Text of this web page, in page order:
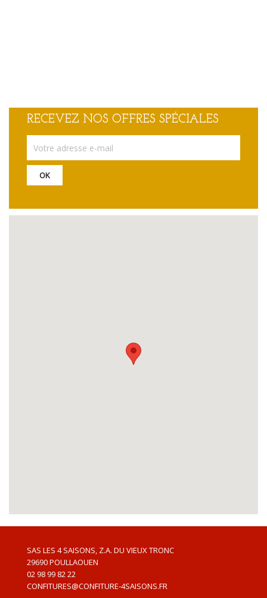
RECEVEZ NOS OFFRES SPÉCIALES
SAS LES 4 SAISONS, Z.A. DU VIEUX TRONC
29690POULLAOUEN
02 98 99 82 22
CONFITURES@CONFITURE-4SAISONS.FR